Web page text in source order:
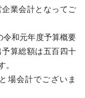
業会計となってご
和元年度予算概要
算総額は五百四十
。
場会計でございま